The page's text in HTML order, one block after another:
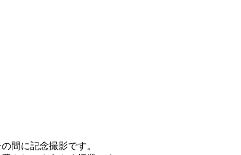
間に記念撮影です。